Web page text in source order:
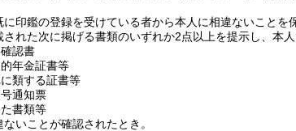
印鑑の登録を受けている者から本人に相違ないことを
れた次に掲げる書類のいずれか2点以上を提示し、本
認書
年金証書等
類する証書等
通知票
書類等
いことが確認されたとき。